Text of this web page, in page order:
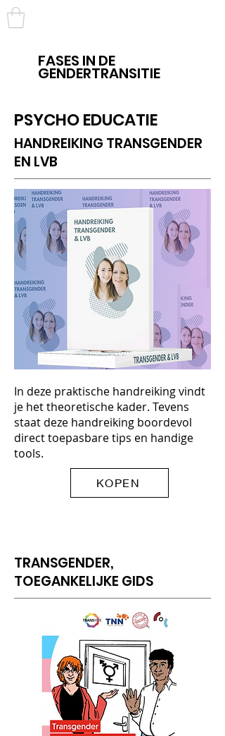
FASES IN DE
GENDERTRANSITIE
HANDREIKING TRANSGENDER
EN LVB
In deze praktische handreiking vindt
je het theoretische kader. Tevens
staat deze handreiking boordevol
direct toepasbare tips en handige
tools.
KOPEN
TRANSGENDER,
TOEGANKELIJKE GIDS
PSYCHO EDUCATIE